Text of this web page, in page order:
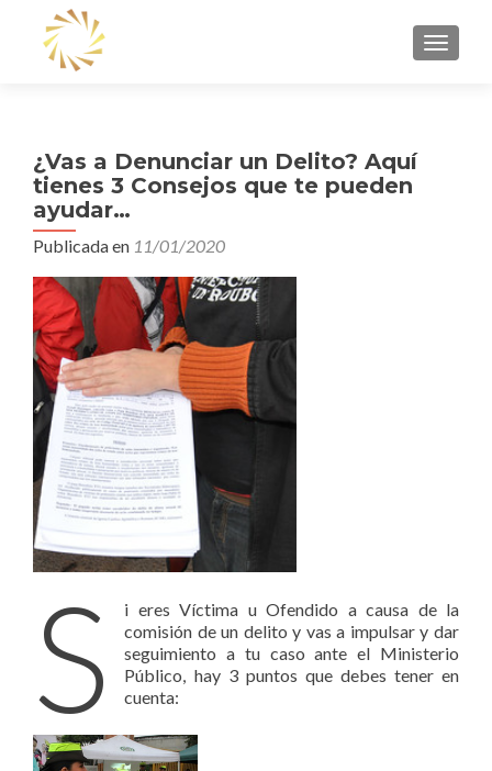
¿Vas a Denunciar un Delito? Aquí
tienes 3 Consejos que te pueden
ayudar…
Publicada en 11/01/2020
S
i eres Víctima u Ofendido a causa de la
comisión de un delito y vas a impulsar y dar
seguimiento a tu caso ante el Ministerio
Público, hay 3 puntos que debes tener en
cuenta: